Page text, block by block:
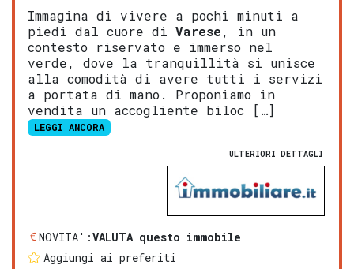
Immagina di vivere a pochi minuti a
piedi dal cuore di Varese, in un
contesto riservato e immerso nel
verde, dove la tranquillità si unisce
alla comodità di avere tutti i servizi
a portata di mano. Proponiamo in
vendita un accogliente biloc […]
LEGGI ANCORA
ULTERIORI DETTAGLI
NOVITA':VALUTA questo immobile
Aggiungi ai preferiti